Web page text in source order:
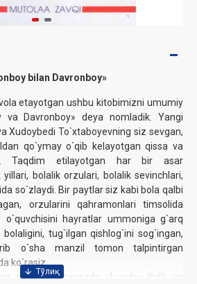
bilan Davronboy»
etayotgan ushbu kitobimizni umumiy
va Davronboy» deya nomladik. Yangi
Xudoybedi To`xtaboyevning siz sevgan,
qo`ymay o`qib kelayotgan qissa va
Taqdim etilayotgan har bir asar
bolalik orzulari, bolalik sevinchlari,
so`zlaydi. Bir paytlar siz kabi bola qalbi
orzularini qahramonlari timsolida
hayratlar ummoniga g`arq
tug`ilgan qishlog`ini sog`ingan,
o`sha manzil tomon talpintirgan
ko`rasiz.
asarlar qalbingizda shunday iliqlik va